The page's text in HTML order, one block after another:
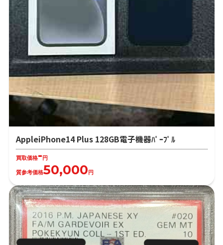
AppleiPhone14 Plus 128GB電子機器ﾊﾟｰﾌﾟﾙ
買取価格-円
質参考価格50,000円